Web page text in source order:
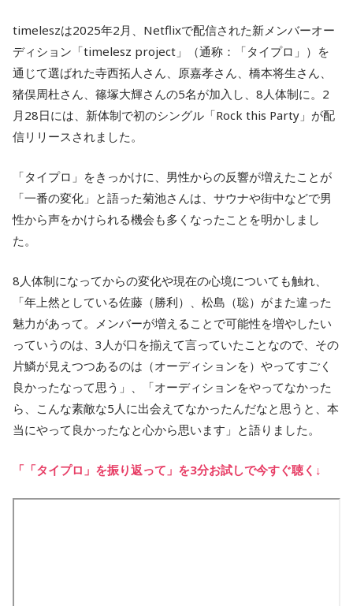
timeleszは2025年2月、Netflixで配信された新メンバーオー
ディション「timelesz project」（通称：「タイプロ」）を
通じて選ばれた寺西拓人さん、原嘉孝さん、橋本将生さん、
猪俣周杜さん、篠塚大輝さんの5名が加入し、8人体制に。2
月28日には、新体制で初のシングル「Rock this Party」が配
信リリースされました。
「タイプロ」をきっかけに、男性からの反響が増えたことが
「一番の変化」と語った菊池さんは、サウナや街中などで男
性から声をかけられる機会も多くなったことを明かしまし
た。
8人体制になってからの変化や現在の心境についても触れ、
「年上然としている佐藤（勝利）、松島（聡）がまた違った
魅力があって。メンバーが増えることで可能性を増やしたい
っていうのは、3人が口を揃えて言っていたことなので、その
片鱗が見えつつあるのは（オーディションを）やってすごく
良かったなって思う」、「オーディションをやってなかった
ら、こんな素敵な5人に出会えてなかったんだなと思うと、本
当にやって良かったなと心から思います」と語りました。
「「タイプロ」を振り返って」を3分お試しで今すぐ聴く↓